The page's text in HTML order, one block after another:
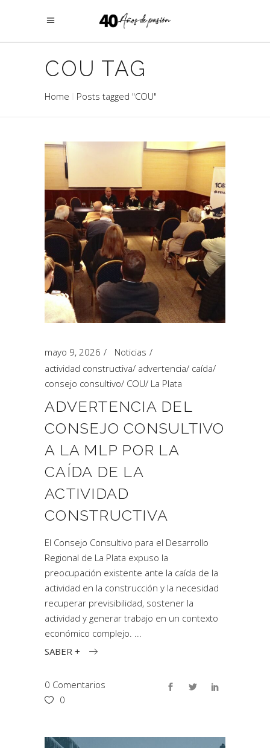
COU TAG
Home Posts tagged "COU"
mayo 9, 2026
Noticias
actividad constructiva/ advertencia/ caída/
consejo consultivo/ COU/ La Plata
ADVERTENCIA DEL
CONSEJO CONSULTIVO
A LA MLP POR LA
CAÍDA DE LA
ACTIVIDAD
CONSTRUCTIVA
El Consejo Consultivo para el Desarrollo
Regional de La Plata expuso la
preocupación existente ante la caída de la
actividad en la construcción y la necesidad
recuperar previsibilidad, sostener la
actividad y generar trabajo en un contexto
económico complejo.
SABER +
0 Comentarios
0